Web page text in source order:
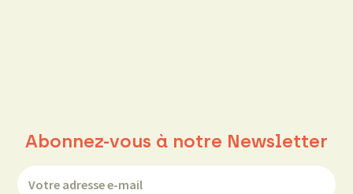
Abonnez-vous à notre Newsletter